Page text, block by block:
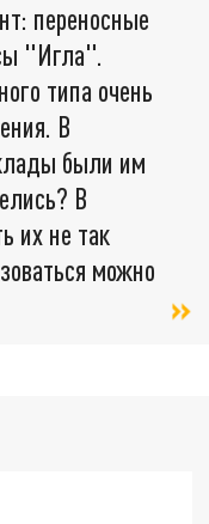
переносные
"Игла".
типа очень
В
были им
В
их не так
можно